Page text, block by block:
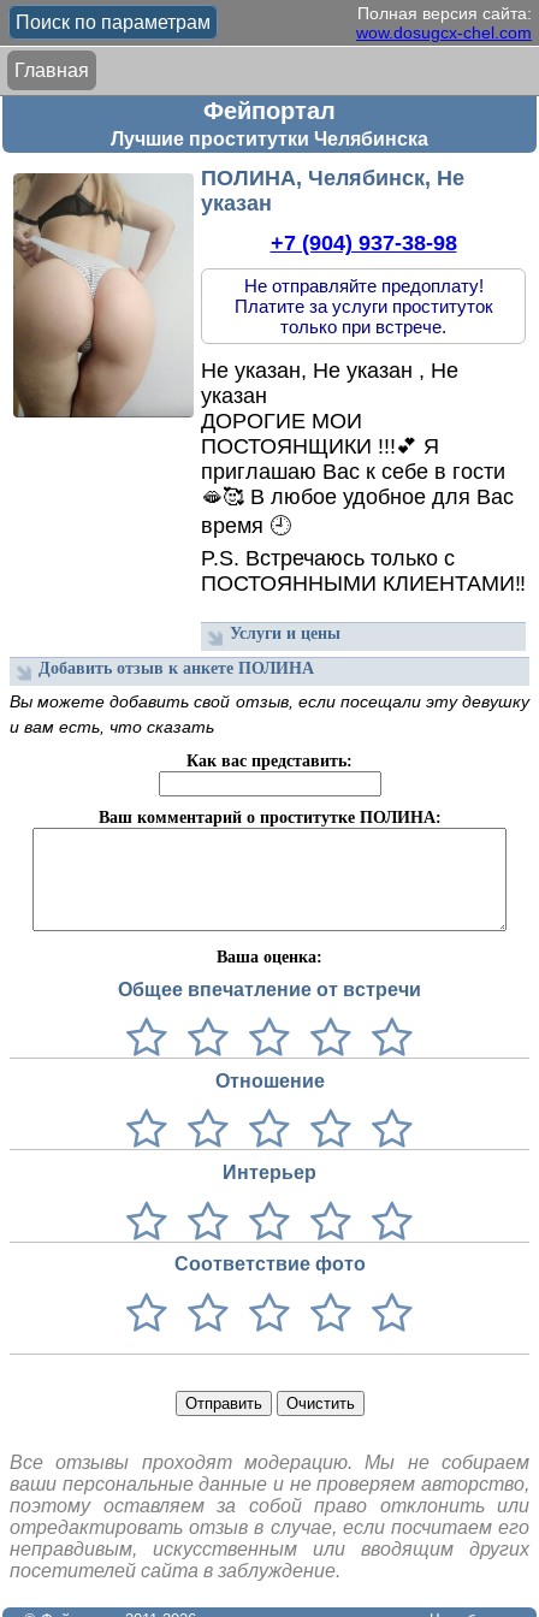
Полная версия сайта:
wow.dosugcx-chel.com
Поиск по параметрам
Главная
Фейпортал
Лучшие проститутки Челябинска
ПОЛИНА, Челябинск, Не
указан
+7 (904) 937-38-98
Не отправляйте предоплату!
Платите за услуги проституток
только при встрече.
Не указан, Не указан , Не
указан
ДОРОГИЕ МОИ
ПОСТОЯНЩИКИ !!!💕 Я
приглашаю Вас к себе в гости
🫦🥰 В любое удобное для Вас
время 🕘
P.S. Встречаюсь только с
ПОСТОЯННЫМИ КЛИЕНТАМИ‼️
Услуги и цены
Добавить отзыв к анкете ПОЛИНА
Вы можете добавить свой отзыв, если посещали эту девушку
и вам есть, что сказать
Как вас представить:
Ваш комментарий о проститутке ПОЛИНА:
Ваша оценка:
Общее впечатление от встречи
Отношение
Интерьер
Соответствие фото
Отправить Очистить
Все отзывы проходят модерацию. Мы не собираем
ваши персональные данные и не проверяем авторство,
поэтому оставляем за собой право отклонить или
отредактировать отзыв в случае, если посчитаем его
неправдивым, искусственным или вводящим других
посетителей сайта в заблуждение.